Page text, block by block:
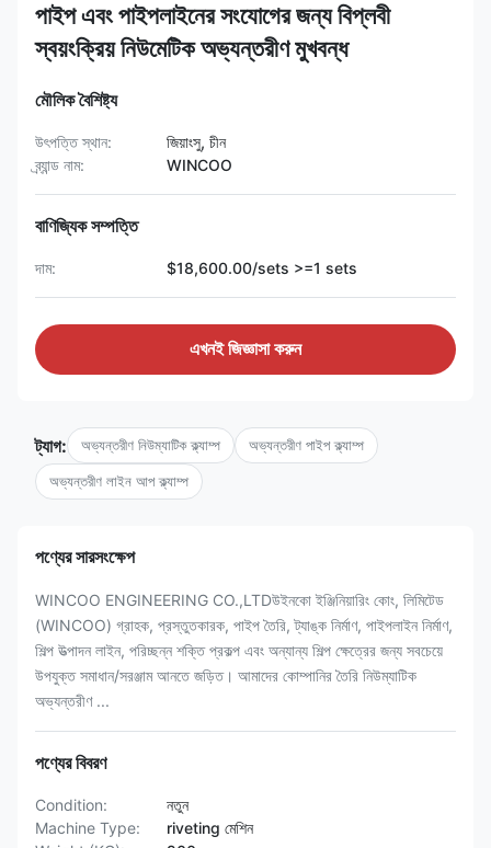
পাইপ এবং পাইপলাইনের সংযোগের জন্য বিপ্লবী
স্বয়ংক্রিয় নিউমেটিক অভ্যন্তরীণ মুখবন্ধ
মৌলিক বৈশিষ্ট্য
উৎপত্তি স্থান:
জিয়াংসু, চীন
ব্র্যান্ড নাম:
WINCOO
বাণিজ্যিক সম্পত্তি
দাম: $18,600.00/sets >=1 sets
এখনই জিজ্ঞাসা করুন
ট্যাগ: অভ্যন্তরীণ নিউম্যাটিক ক্ল্যাম্প অভ্যন্তরীণ পাইপ ক্ল্যাম্প
অভ্যন্তরীণ লাইন আপ ক্ল্যাম্প
পণ্যের সারসংক্ষেপ
WINCOO ENGINEERING CO.,LTDউইনকো ইঞ্জিনিয়ারিং কোং, লিমিটেড
(WINCOO) গ্রাহক, প্রস্তুতকারক, পাইপ তৈরি, ট্যাঙ্ক নির্মাণ, পাইপলাইন নির্মাণ,
শিল্প উত্পাদন লাইন, পরিচ্ছন্ন শক্তি প্রকল্প এবং অন্যান্য শিল্প ক্ষেত্রের জন্য সবচেয়ে
উপযুক্ত সমাধান/সরঞ্জাম আনতে জড়িত। আমাদের কোম্পানির তৈরি নিউম্যাটিক
অভ্যন্তরীণ ...
পণ্যের বিবরণ
Condition:
নতুন
Machine Type:
riveting মেশিন